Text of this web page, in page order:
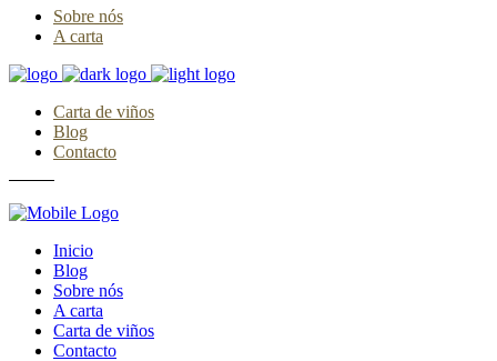
Sobre nós
A carta
Carta de viños
Blog
Contacto
Inicio
Blog
Sobre nós
A carta
Carta de viños
Contacto